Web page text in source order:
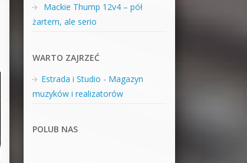
Mackie Thump 12v4 – pół
żartem, ale serio
WARTO ZAJRZEĆ
Estrada i Studio - Magazyn
muzyków i realizatorów
POLUB NAS